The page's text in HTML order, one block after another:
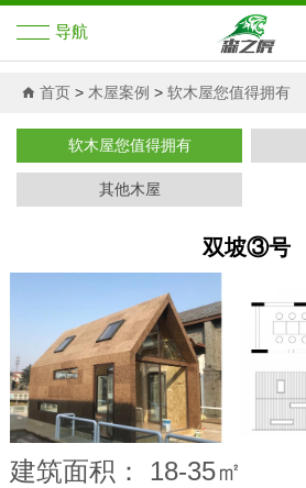
导航
首页 > 木屋案例 > 软木屋您值得拥有
软木屋您值得拥有
其他木屋
双坡③号
建筑面积： 18-35㎡
首页
展示之家
木屋解决方案
关于森之虎
木屋知识培训
木屋资料